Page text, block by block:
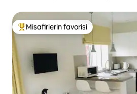
Misafirlerin favorilerinden en
Misafirlerin favorisi